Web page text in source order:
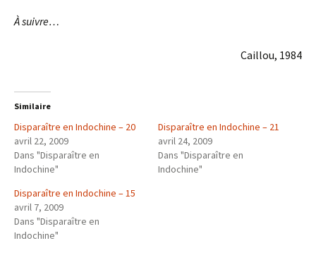
À suivre…
Caillou, 1984
Similaire
Disparaître en Indochine – 20
avril 22, 2009
Dans "Disparaître en
Indochine"
Disparaître en Indochine – 21
avril 24, 2009
Dans "Disparaître en
Indochine"
Disparaître en Indochine – 15
avril 7, 2009
Dans "Disparaître en
Indochine"